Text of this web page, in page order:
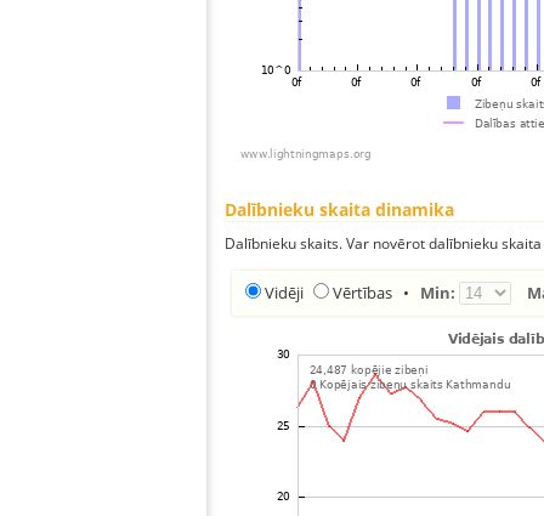
Dalībnieku skaita dinamika
Dalībnieku skaits. Var novērot dalībnieku
Vidēji Vērtības • Min: